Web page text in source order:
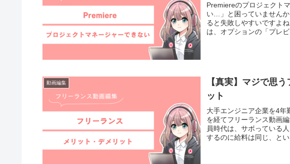
Premiereのプロジェクト
い…」と困っていません
ると失敗しやすいですよ
は、オプションの「プレ
動画編集
【真実】マジで思
ット
大手エンジニア企業を4年
を経てフリーランス動画
員時代は、サボっている
するのに給料は同じ、と